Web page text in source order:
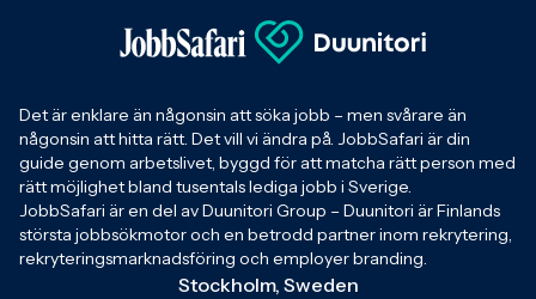
Det är enklare än någonsin att söka jobb – men svårare än
någonsin att hitta rätt. Det vill vi ändra på. JobbSafari är din
guide genom arbetslivet, byggd för att matcha rätt person med
rätt möjlighet bland tusentals lediga jobb i Sverige.
JobbSafari är en del av Duunitori Group – Duunitori är Finlands
största jobbsökmotor och en betrodd partner inom rekrytering,
rekryteringsmarknadsföring och employer branding.
Stockholm, Sweden